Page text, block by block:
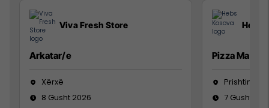
Viva Fresh Store
Arkatar/e
Xërxë
8 Gusht 2026
Hebs
Pizza Man
Prishtinë
7 Gusht